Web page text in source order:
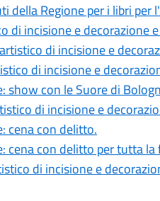
della Regione per i libri per
di incisione e decorazione
di incisione e
di incisione e
show con le Suore di
di incisione e
cena con delitto.
cena con delitto per tutta la
di incisione e